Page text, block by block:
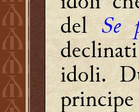
delSe
idoli.